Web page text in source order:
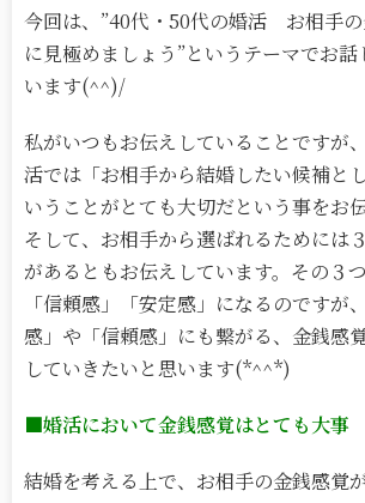
今回は、”40代・50代の婚活 お相手
に見極めましょう”というテーマでお
います(^^)/
私がいつもお伝えしていることですが
活では「お相手から結婚したい候補と
いうことがとても大切だという事をお
そして、お相手から選ばれるためには
があるともお伝えしています。その３
「信頼感」「安定感」になるのですが
感」や「信頼感」にも繋がる、金銭感
していきたいと思います(*^^*)
■婚活において金銭感覚はとても大事
結婚を考える上で、お相手の金銭感覚